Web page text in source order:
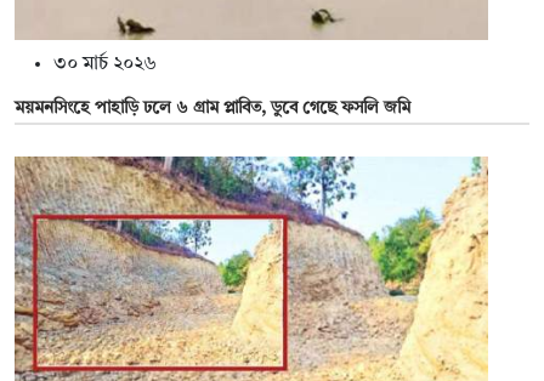
৩০ মার্চ ২০২৬
ময়মনসিংহে পাহাড়ি ঢলে ৬ গ্রাম প্লাবিত, ডুবে গেছে ফসলি জমি